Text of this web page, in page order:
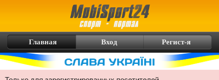
Главная Вход Регист-я